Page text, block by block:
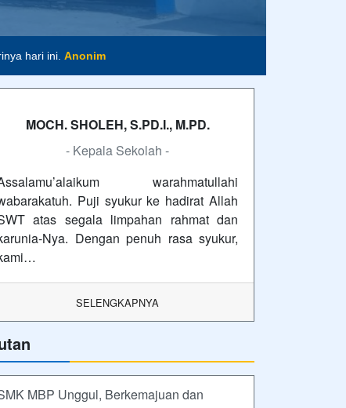
hari ini.Anonim
MOCH. SHOLEH, S.PD.I., M.PD.
- Kepala Sekolah -
warahmatullahi
Puji syukur ke hadirat Allah
atas segala limpahan rahmat dan
Nya. Dengan penuh rasa syukur,
SELENGKAPNYA
MBP Unggul, Berkemajuan dan